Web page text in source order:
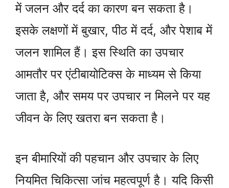
में जलन और दर्द का कारण बन सकता है।
इसके लक्षणों में बुखार, पीठ में दर्द, और पेशाब में
जलन शामिल हैं। इस स्थिति का उपचार
आमतौर पर एंटीबायोटिक्स के माध्यम से किया
जाता है, और समय पर उपचार न मिलने पर यह
जीवन के लिए खतरा बन सकता है।
इन बीमारियों की पहचान और उपचार के लिए
नियमित चिकित्सा जांच महत्वपूर्ण है। यदि किसी